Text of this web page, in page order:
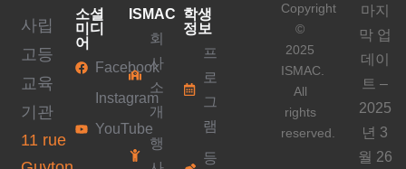
사립
고등
교육
기관
11 rue
소셜
미디
어
Facebook
Instagram
YouTube
ISMAC
회
사
소
개
행
학생
정보
프
로
그
램
등
Copyright
©
2025
ISMAC.
All
rights
reserved.
마지
막 업
데이
트 –
2025
년 3
월 26